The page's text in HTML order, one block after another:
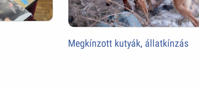
Megkínzott kutyák, állatkínzás